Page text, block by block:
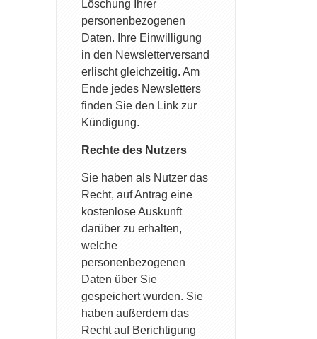
Löschung Ihrer
personenbezogenen
Daten. Ihre Einwilligung
in den Newsletterversand
erlischt gleichzeitig. Am
Ende jedes Newsletters
finden Sie den Link zur
Kündigung.
Rechte des Nutzers
Sie haben als Nutzer das
Recht, auf Antrag eine
kostenlose Auskunft
darüber zu erhalten,
welche
personenbezogenen
Daten über Sie
gespeichert wurden. Sie
haben außerdem das
Recht auf Berichtigung